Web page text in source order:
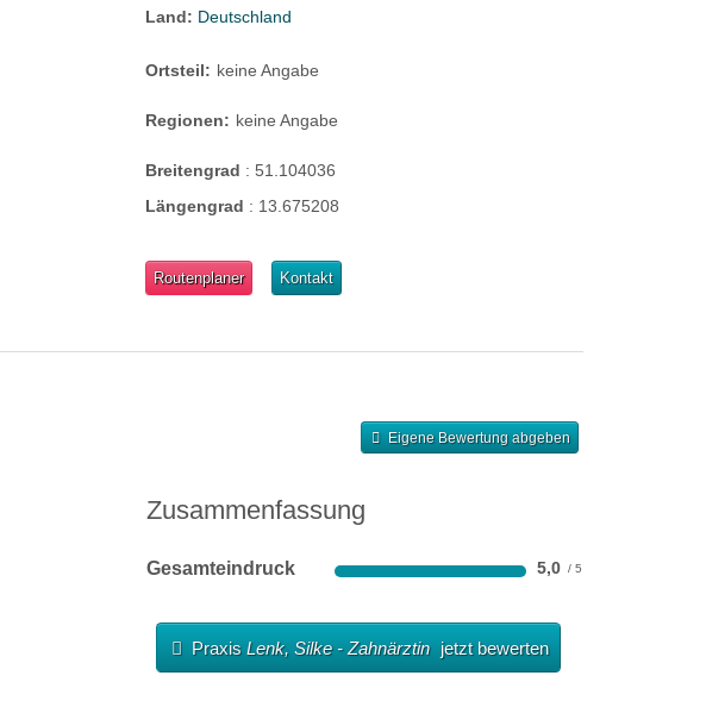
Land: Deutschland
Ortsteil: keine Angabe
Regionen: keine Angabe
Breitengrad :51.104036
Längengrad : 13.675208
Routenplaner Kontakt
Eigene Bewertung abgeben
Zusammenfassung
Gesamteindruck 5,0
PraxisLenk, Silke - Zahnärztin jetzt bewerten